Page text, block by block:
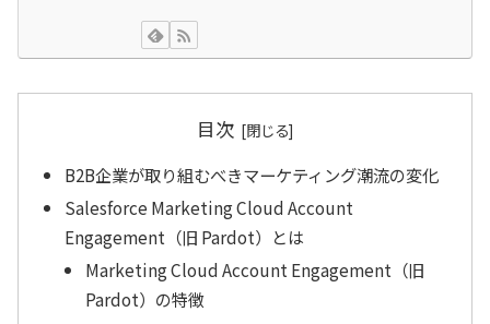
目次
B2B企業が取り組むべきマーケティング潮流の変化
Salesforce Marketing Cloud Account
Engagement（旧 Pardot）とは
Marketing Cloud Account Engagement（旧
Pardot）の特徴